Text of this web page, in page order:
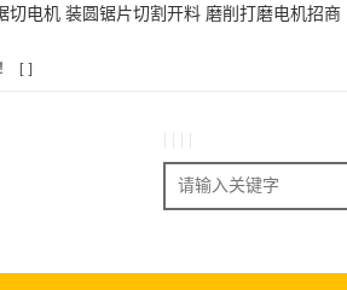
切电机 装圆锯片切割开料 磨削打磨电机招商
[ ]
搜索